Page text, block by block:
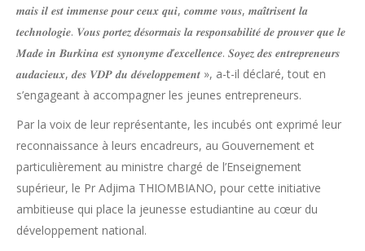
𝒎𝒂𝒊𝒔 𝒊𝒍 𝒆𝒔𝒕 𝒊𝒎𝒎𝒆𝒏𝒔𝒆 𝒑𝒐𝒖𝒓 𝒄𝒆𝒖𝒙 𝒒𝒖𝒊, 𝒄𝒐𝒎𝒎𝒆 𝒗𝒐𝒖𝒔, 𝒎𝒂𝒊̂𝒕𝒓𝒊𝒔𝒆𝒏𝒕 𝒍𝒂
𝒕𝒆𝒄𝒉𝒏𝒐𝒍𝒐𝒈𝒊𝒆. 𝑽𝒐𝒖𝒔 𝒑𝒐𝒓𝒕𝒆𝒛 𝒅𝒆́𝒔𝒐𝒓𝒎𝒂𝒊𝒔 𝒍𝒂 𝒓𝒆𝒔𝒑𝒐𝒏𝒔𝒂𝒃𝒊𝒍𝒊𝒕𝒆́ 𝒅𝒆 𝒑𝒓𝒐𝒖𝒗𝒆𝒓 𝒒𝒖𝒆 𝒍𝒆
𝑴𝒂𝒅𝒆 𝒊𝒏 𝑩𝒖𝒓𝒌𝒊𝒏𝒂 𝒆𝒔𝒕 𝒔𝒚𝒏𝒐𝒏𝒚𝒎𝒆 𝒅’𝒆𝒙𝒄𝒆𝒍𝒍𝒆𝒏𝒄𝒆. 𝑺𝒐𝒚𝒆𝒛 𝒅𝒆𝒔 𝒆𝒏𝒕𝒓𝒆𝒑𝒓𝒆𝒏𝒆𝒖𝒓𝒔
𝒂𝒖𝒅𝒂𝒄𝒊𝒆𝒖𝒙, 𝒅𝒆𝒔 𝑽𝑫𝑷 𝒅𝒖 𝒅𝒆́𝒗𝒆𝒍𝒐𝒑𝒑𝒆𝒎𝒆𝒏𝒕 », a-t-il déclaré, tout en
s’engageant à accompagner les jeunes entrepreneurs.
Par la voix de leur représentante, les incubés ont exprimé leur
reconnaissance à leurs encadreurs, au Gouvernement et
particulièrement au ministre chargé de l’Enseignement
supérieur, le Pr Adjima THIOMBIANO, pour cette initiative
ambitieuse qui place la jeunesse estudiantine au cœur du
développement national.